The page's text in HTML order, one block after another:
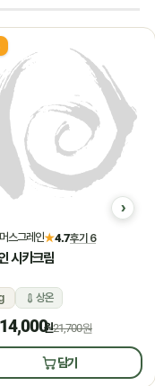
스그레인★4.7후기 6
시카크림
상온
14,000원21,700원
담기